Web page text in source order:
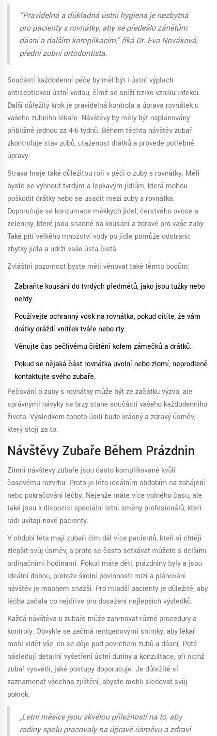
"Pravidelná a důkladná ústní hygiena je nezbytná
pro pacienty s rovnátky, aby se předešlo zánětům
dásní a dalším komplikacím," říká Dr. Eva Nováková,
přední zubní ortodontista.
Součástí každodenní péče by měl být i ústní výplach
antiseptickou ústní vodou, čímž se sníží riziko vzniku infekcí.
Další důležitý krok je pravidelná kontrola a úprava rovnátek u
vašeho zubního lékaře. Návštěvy by měly být naplánovány
přibližně jednou za 4-6 týdnů. Během těchto návštěv zubař
zkontroluje stav zubů, utaženost drátků a provede potřebné
úpravy.
Strava hraje také důležitou roli v péči o zuby s rovnátky. Měli
byste se vyhnout tvrdým a lepkavým jídlům, která mohou
poškodit drátky nebo se usadit mezi zuby a rovnátka.
Doporučuje se konzumace měkkých jídel, čerstvého ovoce a
zeleniny, které jsou snadné na kousání a zdravé pro vaše zuby.
Také pití velkého množství vody po jídle pomůže odstranit
zbytky jídla a udrží vaše ústa čistá.
Zvláštní pozornost byste měli věnovat také těmto bodům:
Zabraňte kousání do tvrdých předmětů, jako jsou tužky nebo
nehty.
Používejte ochranný vosk na rovnátka, pokud cítíte, že vám
drátky dráždí vnitřek tváře nebo rty.
Věnujte čas pečlivému čištění kolem zámečků a drátků.
Pokud se nějaká část rovnátka uvolní nebo zlomí, neprodleně
kontaktujte svého zubaře.
Pečování o zuby s rovnátky může být ze začátku výzva, ale
správnými návyky se brzy stane součástí vašeho každodenního
života. Výsledkem tohoto úsilí bude krásný a zdravý úsměv,
který stojí za to.
Návštěvy Zubaře Během Prázdnin
Zimní návštěvy zubaře jsou často komplikované kvůli
časovému rozvrhu. Proto je léto ideálním obdobím na zahájení
nebo pokračování léčby. Nejenže máte více volného času, ale
také jsou k dispozici speciální letní směny profesionálů, kteří
rádi uvítají nové pacienty.
V období léta mají zubaři čím dál více pacientů, kteří si chtějí
zlepšit svůj úsměv, a proto se často setkávat můžete s delšími
ordinačními hodinami. Pokud máte děti, prázdniny byly a jsou
ideální dobou, protože školní povinnosti mizí a plánování
návštěv je mnohem snazší. Pro mladší pacienty je důležité, aby
léčba začala co nejdříve pro dosažení nejlepších výsledků.
Každá návštěva u zubaře může zahrnovat různé procedury a
kontroly. Obvykle se začíná rentgenovými snímky, aby lékař
mohl vidět vše, co se děje pod povrchem zubů a dásní. Poté
následují detailní vyšetření ústní dutiny a konzultace, při nichž
zubař vysvětlí, jaké postupy doporučuje. Je důležité si
zaznamenat všechna zjištění, abyste mohli sledovat svůj
pokrok.
„Letní měsíce jsou skvělou příležitostí na to, aby
rodiny spolu pracovaly na úpravě úsměvu a zdraví